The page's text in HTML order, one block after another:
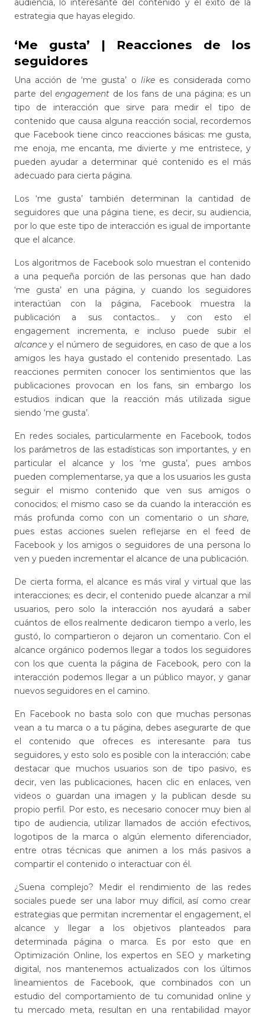
audiencia, lo interesante del contenido y el éxito de la
estrategia que hayas elegido.
‘Me gusta’ | Reacciones de los
seguidores
Una acción de ‘me gusta’ o like es considerada como
parte delengagement de los fans de una página; es un
tipo de interacción que sirve para medir el tipo de
contenido que causa alguna reacción social, recordemos
que Facebook tiene cinco reacciones básicas: me gusta,
me enoja, me encanta, me divierte y me entristece, y
pueden ayudar a determinar qué contenido es el más
adecuado para cierta página.
Los ‘me gusta’ también determinan la cantidad de
seguidores que una página tiene, es decir, su audiencia,
por lo que este tipo de interacción es igual de importante
que el alcance.
Los algoritmos de Facebook solo muestran el contenido
a una pequeña porción de las personas que han dado
‘me gusta’ en una página, y cuando los seguidores
interactúan con la página, Facebook muestra la
publicación a sus contactos… y con esto el
engagement incrementa, e incluso puede subir el
alcance y el número de seguidores, en caso de que a los
amigos les haya gustado el contenido presentado. Las
reacciones permiten conocer los sentimientos que las
publicaciones provocan en los fans, sin embargo los
estudios indican que la reacción más utilizada sigue
siendo ‘me gusta’.
En redes sociales, particularmente en Facebook, todos
los parámetros de las estadísticas son importantes, y en
particular el alcance y los ‘me gusta’, pues ambos
pueden complementarse, ya que a los usuarios les gusta
seguir el mismo contenido que ven sus amigos o
conocidos; el mismo caso se da cuando la interacción es
más profunda como con un comentario o un share,
pues estas acciones suelen reflejarse en el feed de
Facebook y los amigos o seguidores de una persona lo
ven y pueden incrementar el alcance de una publicación.
De cierta forma, el alcance es más viral y virtual que las
interacciones; es decir, el contenido puede alcanzar a mil
usuarios, pero solo la interacción nos ayudará a saber
cuántos de ellos realmente dedicaron tiempo a verlo, les
gustó, lo compartieron o dejaron un comentario. Con el
alcance orgánico podemos llegar a todos los seguidores
con los que cuenta la página de Facebook, pero con la
interacción podemos llegar a un público mayor, y ganar
nuevos seguidores en el camino.
En Facebook no basta solo con que muchas personas
vean a tu marca o a tu página, debes asegurarte de que
el contenido que ofreces es interesante para tus
seguidores, y esto solo es posible con la interacción; cabe
destacar que muchos usuarios son de tipo pasivo, es
decir, ven las publicaciones, hacen clic en enlaces, ven
videos o guardan una imagen y la publican desde su
propio perfil. Por esto, es necesario conocer muy bien al
tipo de audiencia, utilizar llamados de acción efectivos,
logotipos de la marca o algún elemento diferenciador,
entre otras técnicas que animen a los más pasivos a
compartir el contenido o interactuar con él.
¿Suena complejo? Medir el rendimiento de las redes
sociales puede ser una labor muy difícil, así como crear
estrategias que permitan incrementar el engagement, el
alcance y llegar a los objetivos planteados para
determinada página o marca. Es por esto que en
Optimización Online, los expertos en SEO y marketing
digital, nos mantenemos actualizados con los últimos
lineamientos de Facebook, que combinados con un
estudio del comportamiento de tu comunidad online y
tu mercado meta, resultan en una rentabilidad mayor